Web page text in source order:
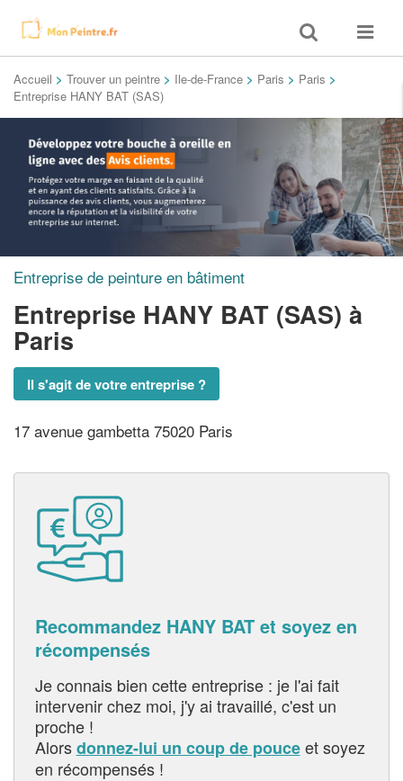
Toggle
search
Toggle
Accueil > Trouver un peintre > Ile-de-France > Paris > Paris >
Entreprise HANY BAT (SAS)
Entreprise de peinture en bâtiment
Entreprise HANY BAT (SAS) à
Paris
Il s'agit de votre entreprise ?
17 avenue gambetta 75020 Paris
Recommandez HANY BAT et soyez en
récompensés
Je connais bien cette entreprise : je l'ai fait
intervenir chez moi, j'y ai travaillé, c'est un
proche !
Alorsdonnez-lui un coup de pouceet soyez
en récompensés !